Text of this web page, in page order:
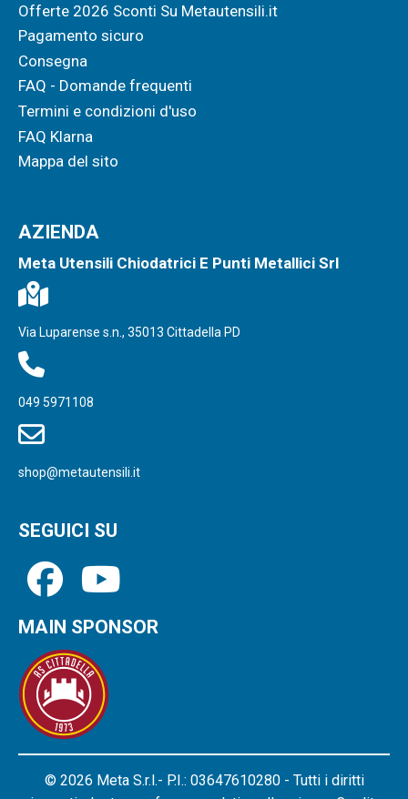
Offerte 2026 Sconti Su Metautensili.it
Pagamento sicuro
Consegna
FAQ - Domande frequenti
Termini e condizioni d'uso
FAQ Klarna
Mappa del sito
AZIENDA
Meta Utensili Chiodatrici E Punti Metallici Srl
Via Luparense s.n., 35013 Cittadella PD
049 5971108
shop@metautensili.it
SEGUICI SU
MAIN SPONSOR
© 2026 Meta S.r.l.- P.I.: 03647610280 - Tutti i diritti